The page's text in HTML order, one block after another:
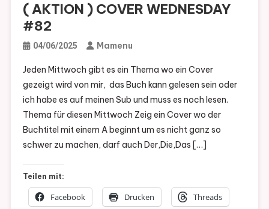
( AKTION ) COVER WEDNESDAY
#82
04/06/2025 Mamenu
Jeden Mittwoch gibt es ein Thema wo ein Cover
gezeigt wird von mir, das Buch kann gelesen sein oder
ich habe es auf meinen Sub und muss es noch lesen.
Thema für diesen Mittwoch Zeig ein Cover wo der
Buchtitel mit einem A beginnt um es nicht ganz so
schwer zu machen, darf auch Der,Die,Das […]
Teilen mit:
Facebook Drucken Threads